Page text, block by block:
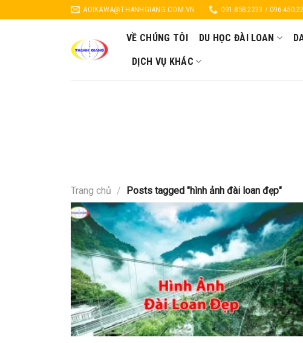
to
AOIKAWA@THANHGIANG.COM.VN 091.858.2233 /
VỀ CHÚNG TÔI DU HỌC ĐÀI LOAN
DỊCH VỤ KHÁC
Trang chủ / Posts tagged "hình ảnh đài loan đẹp"